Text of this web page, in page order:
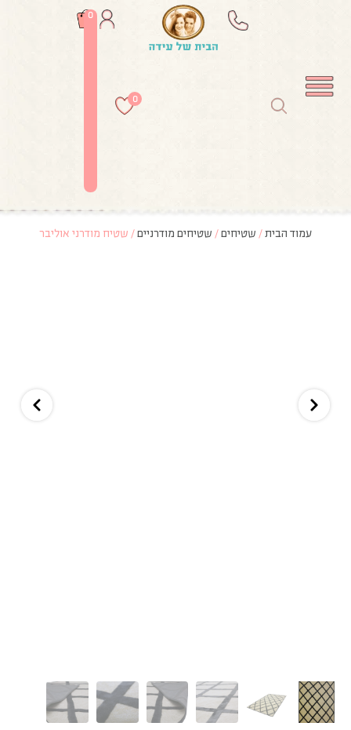
0
0
עמוד הבית/ שטיחים/ שטיחים מודרניים/ שטיח מודרני אוליבר